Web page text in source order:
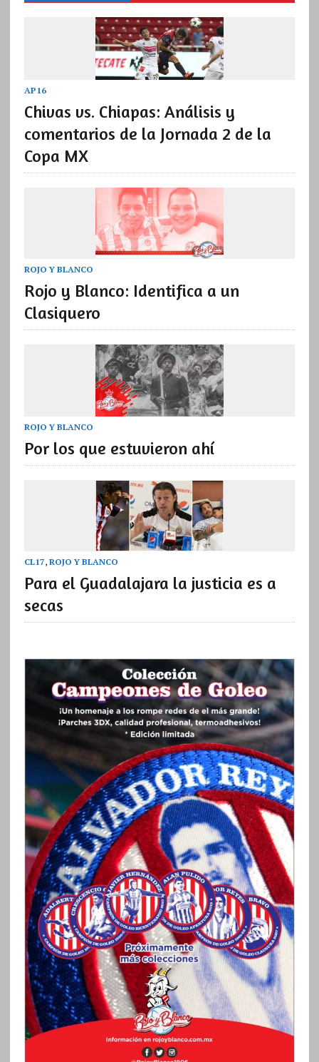
AP16
Chivas vs. Chiapas: Análisis y
comentarios de la Jornada 2 de la
Copa MX
ROJO Y BLANCO
Rojo y Blanco: Identifica a un
Clasiquero
ROJO Y BLANCO
Por los que estuvieron ahí
CL17, ROJO Y BLANCO
Para el Guadalajara la justicia es a
secas